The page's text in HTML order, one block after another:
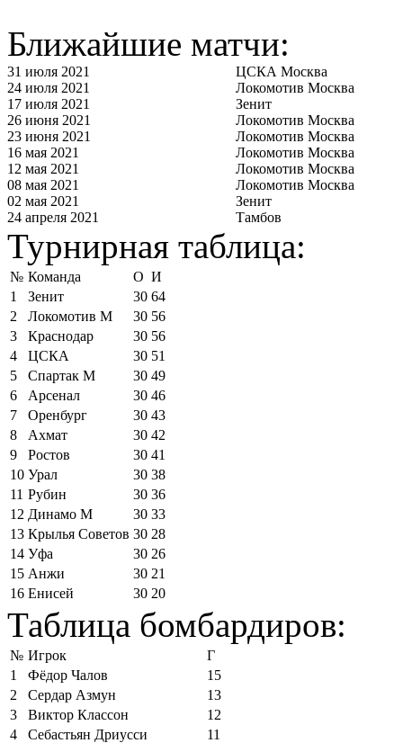
Ближайшие матчи:
31 июля 2021
ЦСКА Москва
24 июля 2021
Локомотив Москва
17 июля 2021
Зенит
26 июня 2021
Локомотив Москва
23 июня 2021
Локомотив Москва
16 мая 2021
Локомотив Москва
12 мая 2021
Локомотив Москва
08 мая 2021
Локомотив Москва
02 мая 2021
Зенит
24 апреля 2021
Тамбов
Турнирная таблица:
№ Команда О И
1
Зенит 30 64
2
Локомотив М 30 56
3
Краснодар 30 56
4
ЦСКА 30 51
5
Спартак М 30 49
6
Арсенал 30 46
7
Оренбург 30 43
8
Ахмат 30 42
9
Ростов 30 41
10 Урал 30 38
11 Рубин 30 36
12 Динамо М 30 33
13 Крылья Советов 30 28
14 Уфа 30 26
15 Анжи 30 21
16 Енисей 30 20
Таблица бомбардиров:
№ Игрок
Г
1
Фёдор Чалов
15
2
Сердар Азмун
13
3
Виктор Классон
12
4
Себастьян Дриусси
11